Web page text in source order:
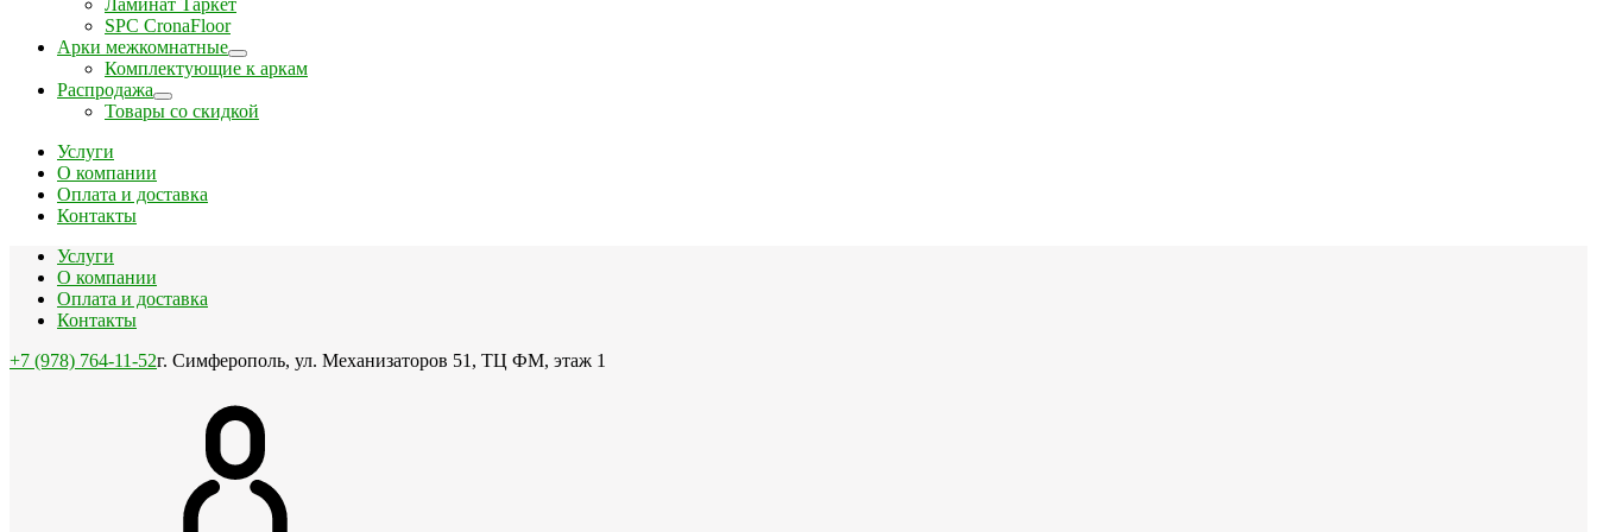
Ламинат Таркет
SPC CronaFloor
Арки межкомнатные
Комплектующие к аркам
Распродажа
Товары со скидкой
Услуги
О компании
Оплата и доставка
Контакты
Услуги
О компании
Оплата и доставка
Контакты
+7 (978) 764-11-52г. Симферополь, ул. Механизаторов 51, ТЦ ФМ, этаж 1